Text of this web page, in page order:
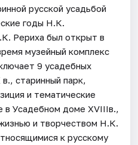
русской усадьбой
годы Н.К.
Рериха был открыт в
музейный комплекс
9 усадебных
старинный парк,
и тематические
в Усадебном доме XVIIIв.,
и творчеством Н.К.
к русскому